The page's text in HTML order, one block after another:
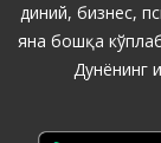
диний, бизнес,
яна бошқа
Дунёнинг